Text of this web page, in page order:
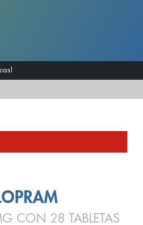
CON 28 TABLETAS